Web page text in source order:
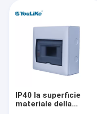
IP40 la superficie
materiale della